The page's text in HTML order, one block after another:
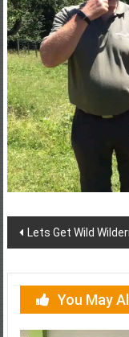
Post
Lets Get Wild
You May